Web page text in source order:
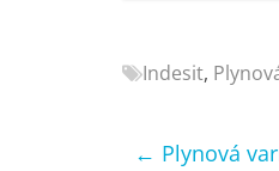
OK,
televize,
Indesit,
← Plynová